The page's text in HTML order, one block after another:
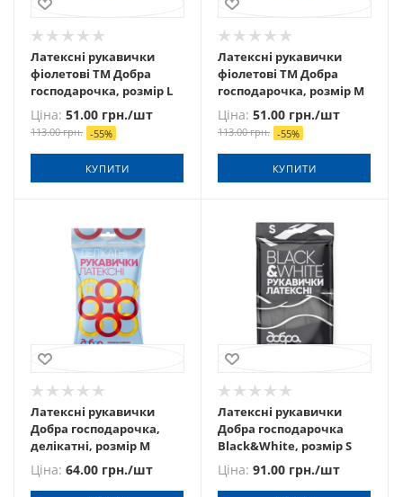
Латексні рукавички
фіолетові ТМ Добра
господарочка, розмір L
Ціна: 51.00 грн./шт
113.00грн. -55%
КУПИТИ
Латексні рукавички
фіолетові ТМ Добра
господарочка, розмір М
Ціна: 51.00 грн./шт
113.00грн. -55%
КУПИТИ
Латексні рукавички
Добра господарочка,
делікатні, розмір М
Ціна: 64.00 грн./шт
Латексні рукавички
Добра господарочка
Black&White, розмір S
Ціна: 91.00 грн./шт